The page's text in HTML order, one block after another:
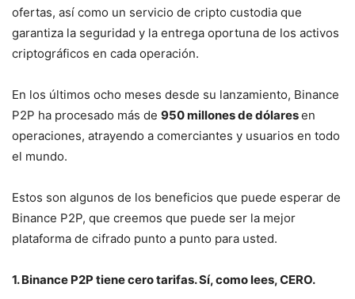
ofertas, así como un servicio de cripto custodia que
garantiza la seguridad y la entrega oportuna de los activos
criptográficos en cada operación.
En los últimos ocho meses desde su lanzamiento, Binance
P2P ha procesado más de 950 millones de dólaresen
operaciones, atrayendo a comerciantes y usuarios en todo
el mundo.
Estos son algunos de los beneficios que puede esperar de
Binance P2P, que creemos que puede ser la mejor
plataforma de cifrado punto a punto para usted.
1. Binance P2P tiene cero tarifas. Sí, como lees, CERO.